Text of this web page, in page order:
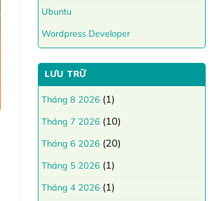
Ubuntu
Wordpress Developer
LƯU TRỮ
Tháng 8 2026 (1)
Tháng 7 2026 (10)
Tháng 6 2026 (20)
Tháng 5 2026 (1)
Tháng 4 2026 (1)